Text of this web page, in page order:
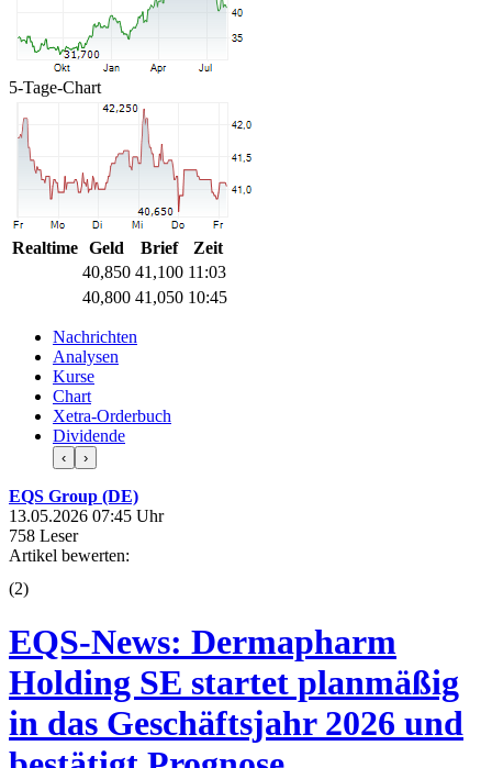
5-Tage-Chart
Realtime Geld Brief
Zeit
40,850 41,100 11:03
40,800 41,050 10:45
Nachrichten
Analysen
Kurse
Chart
Xetra-Orderbuch
Dividende
‹ ›
EQS Group (DE)
13.05.2026 07:45 Uhr
758 Leser
Artikel bewerten:
(2)
EQS-News: Dermapharm
Holding SE startet planmäßig
in das Geschäftsjahr 2026 und